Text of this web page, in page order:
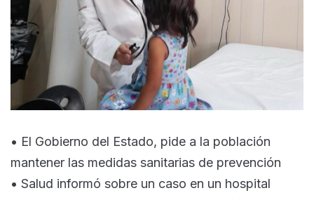
• ⁠El Gobierno del Estado, pide a la población
mantener las medidas sanitarias de prevención
• Salud informó sobre un caso en un hospital